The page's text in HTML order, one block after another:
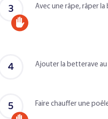
3
Accompagné
adulte
Avec une râpe, râper
4 Ajouter la betterave au
5
Faire chauffer une